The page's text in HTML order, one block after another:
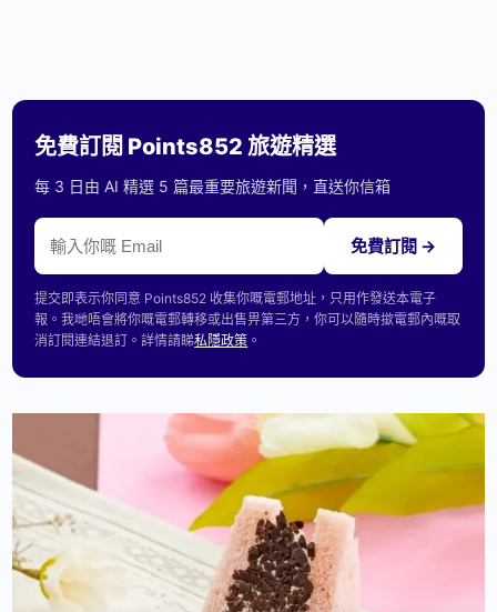
免費訂閱 Points852 旅遊精選
每 3 日由 AI 精選 5 篇最重要旅遊新聞，直送你信箱
免費訂閱 →
提交即表示你同意 Points852 收集你嘅電郵地址，只用作發送本電子
報。我哋唔會將你嘅電郵轉移或出售畀第三方，你可以隨時撳電郵內嘅取
消訂閱連結退訂。詳情請睇私隱政策 。